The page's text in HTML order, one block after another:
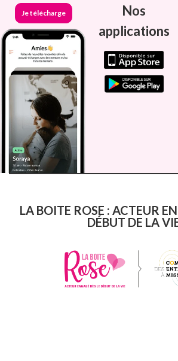
Je télécharge
Nos
applications
LA BOITE ROSE : ACTEUR
DÉBUT DE LA